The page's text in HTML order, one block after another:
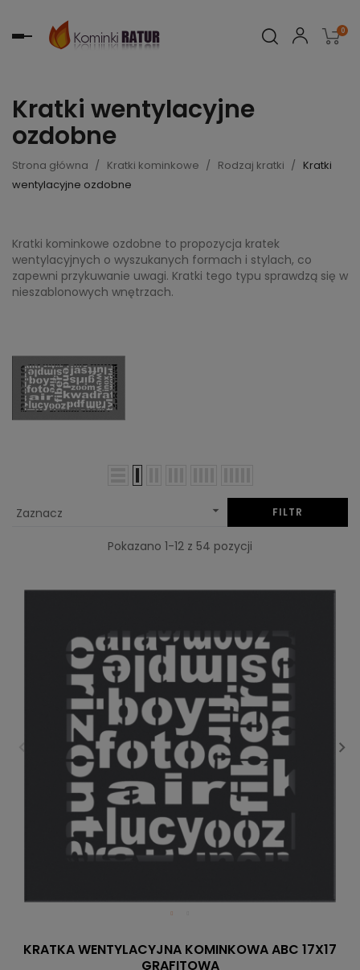
Toggle 0
Kratki wentylacyjne
ozdobne
Strona główna Kratki kominkowe Rodzaj kratki
Kratki
wentylacyjne ozdobne
Kratki kominkowe ozdobne to propozycja kratek
wentylacyjnych o wyszukanych formach i stylach, co
zapewni przykuwanie uwagi. Kratki tego typu sprawdzą się w
nieszablonowych wnętrzach.
Zaznacz  FILTR
Pokazano 1-12 z 54 pozycji
KRATKA WENTYLACYJNA KOMINKOWA ABC 17X17
GRAFITOWA